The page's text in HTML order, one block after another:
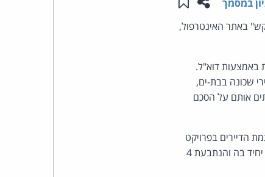
במסמך
באתר האינטרפול,
באמצעות דוא"ל.
שכונה בבת-ים,
אותם על הסכם
ומי שנטען כלפיה כי היתה ממונה מטעם הנתבעים 3-4 על החתמת הדיירים בפרויקט
בבת-ים. הנתבע 2 שימש כיועץ המשפטי של הנתבעת 4. הנתבע 3 הוא מבעלי הנתבעת 4 ודירקטור יחיד בה והנתבעת 4